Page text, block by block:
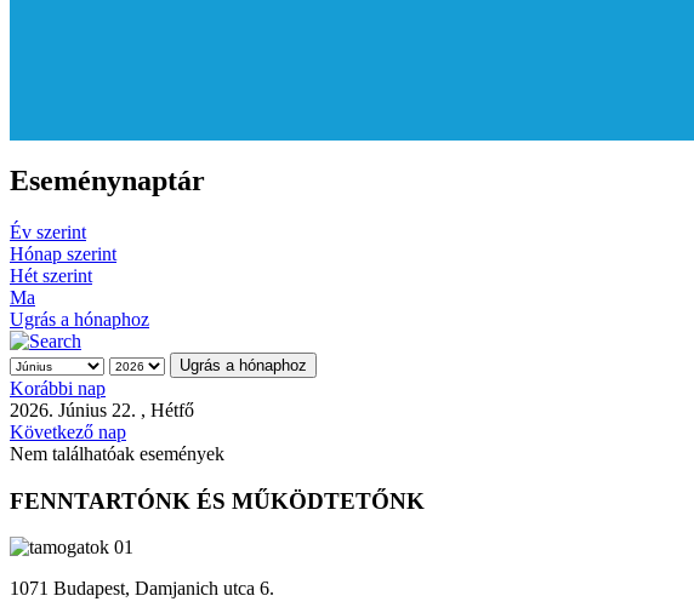
Eseménynaptár
Év szerint
Hónap szerint
Hét szerint
Ma
Ugrás a hónaphoz
Ugrás a hónaphoz
Korábbi nap
2026. Június 22. , Hétfő
Következő nap
Nem találhatóak események
FENNTARTÓNK ÉS MŰKÖDTETŐNK
1071 Budapest, Damjanich utca 6.